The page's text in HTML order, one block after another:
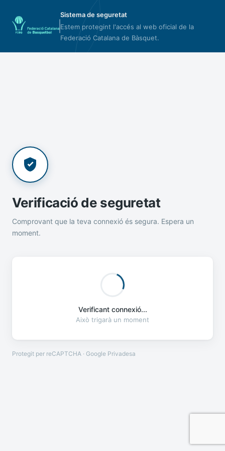
Sistema de seguretat
Estem protegint l'accés al web oficial de la
Federació Catalana de Bàsquet.
Verificació de seguretat
Comprovant que la teva connexió és segura. Espera un
moment.
Verificant connexió...
Això trigarà un moment
Protegit per reCAPTCHA · Google Privadesa